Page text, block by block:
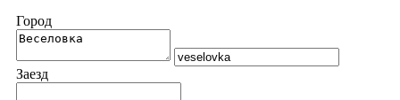
Город
Заезд